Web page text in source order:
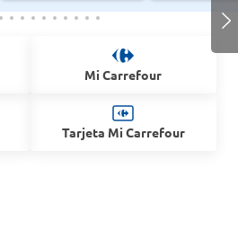
Mi Carrefour
Tarjeta Mi Carrefour